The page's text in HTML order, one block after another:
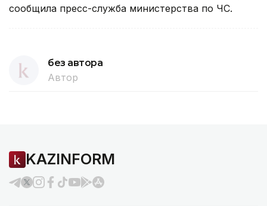
сообщила пресс-служба министерства по ЧС.
без автора
Автор
KAZINFORM